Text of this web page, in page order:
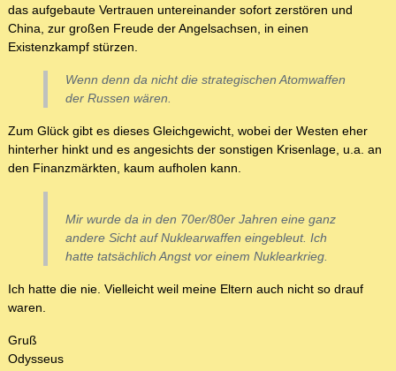
das aufgebaute Vertrauen untereinander sofort zerstören und
China, zur großen Freude der Angelsachsen, in einen
Existenzkampf stürzen.
Wenn denn da nicht die strategischen Atomwaffen
der Russen wären.
Zum Glück gibt es dieses Gleichgewicht, wobei der Westen eher
hinterher hinkt und es angesichts der sonstigen Krisenlage, u.a. an
den Finanzmärkten, kaum aufholen kann.
Mir wurde da in den 70er/80er Jahren eine ganz
andere Sicht auf Nuklearwaffen eingebleut. Ich
hatte tatsächlich Angst vor einem Nuklearkrieg.
Ich hatte die nie. Vielleicht weil meine Eltern auch nicht so drauf
waren.
Gruß
Odysseus